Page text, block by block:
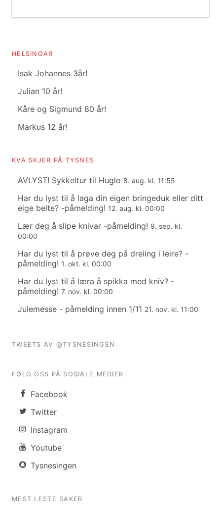
HELSINGAR
Isak Johannes 3år!
Julian 10 år!
Kåre og Sigmund 80 år!
Markus 12 år!
KVA SKJER PÅ TYSNES
AVLYST! Sykkeltur til Huglo 8. aug. kl. 11:55
Har du lyst til å laga din eigen bringeduk eller ditt
eige belte? -påmelding! 12. aug. kl. 00:00
Lær deg å slipe knivar -påmelding! 9. sep. kl.
00:00
Har du lyst til å prøve deg på dreiing i leire? -
påmelding! 1. okt. kl. 00:00
Har du lyst til å læra å spikka med kniv? -
påmelding! 7. nov. kl. 00:00
Julemesse - påmelding innen 1/11 21. nov. kl. 11:00
TWEETS AV @TYSNESINGEN
FØLG OSS PÅ SOSIALE MEDIER
Facebook
Twitter
Instagram
Youtube
Tysnesingen
MEST LESTE SAKER